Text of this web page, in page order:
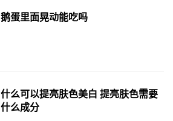
鹅蛋里面晃动能吃吗
什么可以提亮肤色美白 提亮肤色需要
什么成分